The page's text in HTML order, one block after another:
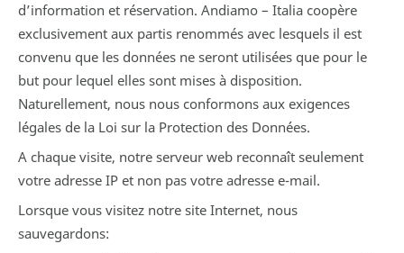
d’information et réservation. Andiamo – Italia coopère
exclusivement aux partis renommés avec lesquels il est
convenu que les données ne seront utilisées que pour le
but pour lequel elles sont mises à disposition.
Naturellement, nous nous conformons aux exigences
légales de la Loi sur la Protection des Données.
A chaque visite, notre serveur web reconnaît seulement
votre adresse IP et non pas votre adresse e-mail.
Lorsque vous visitez notre site Internet, nous
sauvegardons: